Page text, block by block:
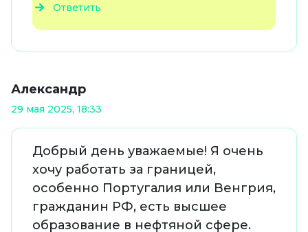
Ответить
Александр
29 мая 2025, 18:33
Добрый день уважаемые! Я очень
хочу работать за границей,
особенно Португалия или Венгрия,
гражданин РФ, есть высшее
образование в нефтяной сфере.